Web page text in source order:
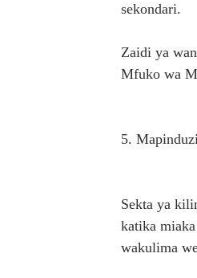
sekondari.
Zaidi ya
Mfuko wa
5.
Sekta ya
katika
wakulima